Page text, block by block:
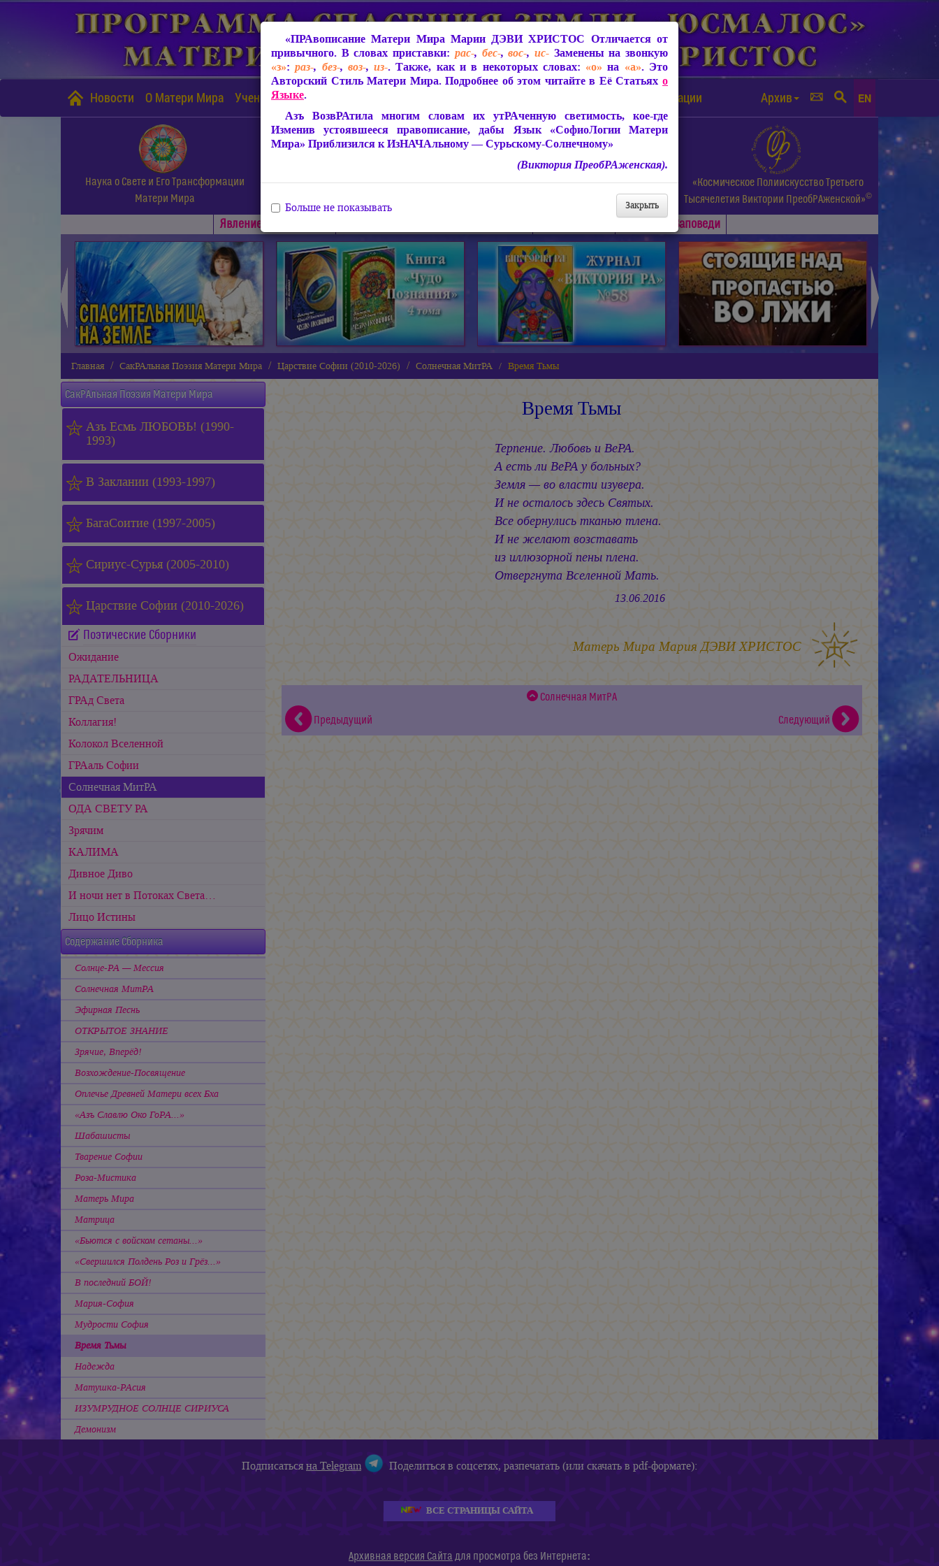
Новости О Матери Мира Учение Матери Мира Защита от чипизации Архив EN
Наука о Свете и Его Трансформации
Матери Мира
СофиоЛогия Матери Мира
Живое Слово Матери Мира.
Статьи, Книги, Видео, Аудио и др.
«Космическое Полиискусство Третьего
Тысячелетия Виктории ПреобРАженской»©
Явлениe Матери Мира Заповеди
◄ ►
Главная СакРАльная Поэзия Матери Мира Царствие Софии (2010-2026) Cолнечная МитРА Время Тьмы
СакРАльная Поэзия Матери Мира
Азъ Есмь ЛЮБОВЬ! (1990-
1993)
В Заклании (1993-1997)
БагаСоитие (1997-2005)
Сириус-Сурья (2005-2010)
Царствие Софии (2010-2026)
Поэтические Сборники
Ожидание
РАДАТЕЛЬНИЦА
ГРАд Света
Коллагия!
Колокол Вселенной
ГРАаль Софии
Cолнечная МитРА
ОДА СВЕТУ РА
Зрячим
КАЛИМА
Дивное Диво
И ночи нет в Потоках Света…
Лицо Истины
Содержание Сборника
Солнце-РА — Мессия
Солнечная МитРА
Эфирная Песнь
ОТКРЫТОЕ ЗНАНИЕ
Зрячие, Вперёд!
Возхождение-Посвящение
Оплечье Древней Матери всех Бха
«Азъ Славлю Око ГоРА...»
Шабашисты
Тварение Софии
Роза-Мистика
Матерь Мира
Матрица
«Бьются с войском сетаны...»
«Свершился Полдень Роз и Грёз...»
В последний БОЙ!
Мария-София
Мудрости София
Время Тьмы
Надежда
Матушка-РАсия
ИЗУМРУДНОЕ СОЛНЦЕ СИРИУСА
Демонизм
Время Тьмы
Терпение. Любовь и ВеРА.
А есть ли ВеРА у больных?
Земля — во власти изувера.
И не осталось здесь Святых.
Все обернулись тканью тлена.
И не желают возставать
из иллюзорной пены плена.
Отвергнута Вселенной Мать.
13.06.2016
Матерь Мира Мария ДЭВИ ХРИСТОС
Cолнечная МитРА
Предыдущий
Следующий
«ПРАвописание Матери Мира Марии ДЭВИ ХРИСТОС Отличается от
привычного. В словах приставки: рас-, бес-,вос-, ис-Заменены на звонкую
«з»:раз-, без-, воз-,из-. Также, как и в некоторых словах: «о» на «а». Это
Авторский Стиль Матери Мира. Подробнее об этом читайте в Её Статьях о
Языке.
Азъ ВозвРАтила многим словам их утРАченную светимость, кое-где
Изменив устоявшееся правописание, дабы Язык «СофиоЛогии Матери
Мира» Приблизился к ИзНАЧАльному — Сурьскому-Солнечному»
(Виктория ПреобРАженская).
Закрыть
Больше не показывать
Подписатьсяна Telegram Поделиться в соцсетях, разпечатать (или скачать в pdf-формате):
ВСЕ СТРАНИЦЫ САЙТА
Архивная версия Сайта для просмотра без Интернета: